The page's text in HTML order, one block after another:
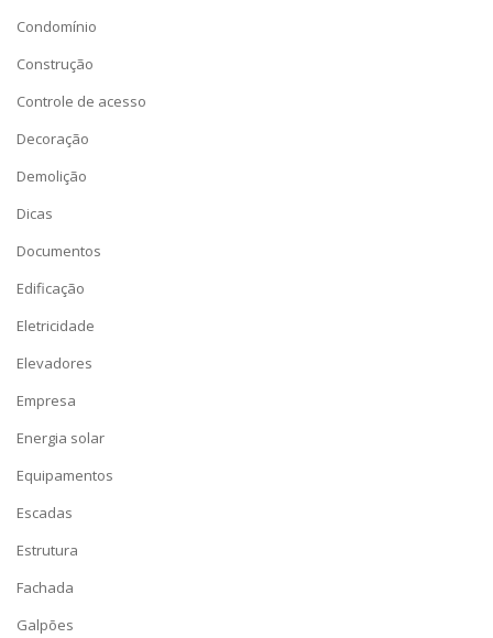
Condomínio
Construção
Controle de acesso
Decoração
Demolição
Dicas
Documentos
Edificação
Eletricidade
Elevadores
Empresa
Energia solar
Equipamentos
Escadas
Estrutura
Fachada
Galpões